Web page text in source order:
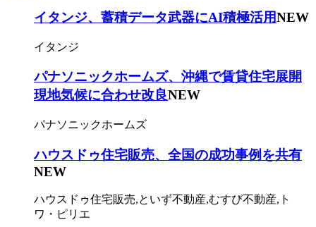
イタンジ、蓄積データ武器にAI積極活用NEW
イタンジ
パナソニックホームズ、沖縄で賃貸住宅展開
現地気候に合わせ改良NEW
パナソニックホームズ
ハウスドゥ住宅販売、全国の成功事例を共有
NEW
ハウスドゥ住宅販売,といず不動産,むすび不動産,ト
ワ・ピリエ